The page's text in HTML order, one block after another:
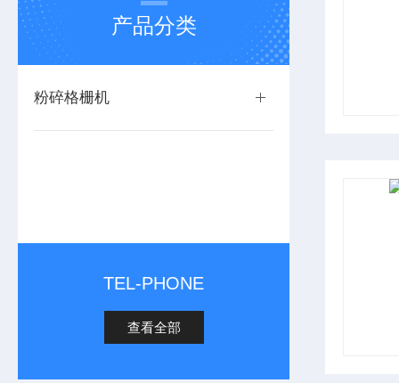
产品分类
粉碎格栅机
TEL-PHONE
查看全部